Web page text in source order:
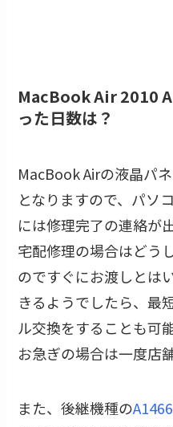
MacBook Air 2010
った日数は？
MacBook Airの液晶パ
となりますので、パソ
には修理完了の連絡が
宅配修理の場合はどう
のですぐにお渡しとは
きるようでしたら、最
ル交換をすることも可能
お急ぎの場合は一度店
また、後継機種のA1466